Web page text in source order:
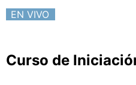
EN VIVO
Curso de